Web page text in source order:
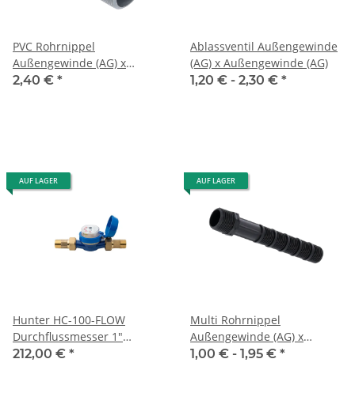
PVC Rohrnippel
Außengewinde (AG) x
Außengewinde (AG)
2,40 € *
Ablassventil Außengewinde
(AG) x Außengewinde (AG)
1,20 € - 2,30 € *
AUF LAGER
Hunter HC-100-FLOW
Durchflussmesser 1"
Außengewinde (AG)
212,00 € *
AUF LAGER
Multi Rohrnippel
Außengewinde (AG) x
Außengewinde (AG)
1,00 € - 1,95 € *